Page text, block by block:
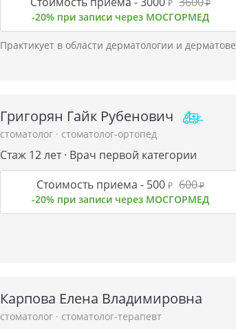
₽ ₽
-20% при записи через МОСГОРМЕД
Практикует в области дерматологии и
Григорян Гайк Рубенович
стоматолог · стоматолог-ортопед
Стаж 12 лет · Врач первой категории
Стоимость приема - 500₽ 600₽
-20% при записи через МОСГОРМЕД
Карпова Елена Владимировна
стоматолог · стоматолог-терапевт